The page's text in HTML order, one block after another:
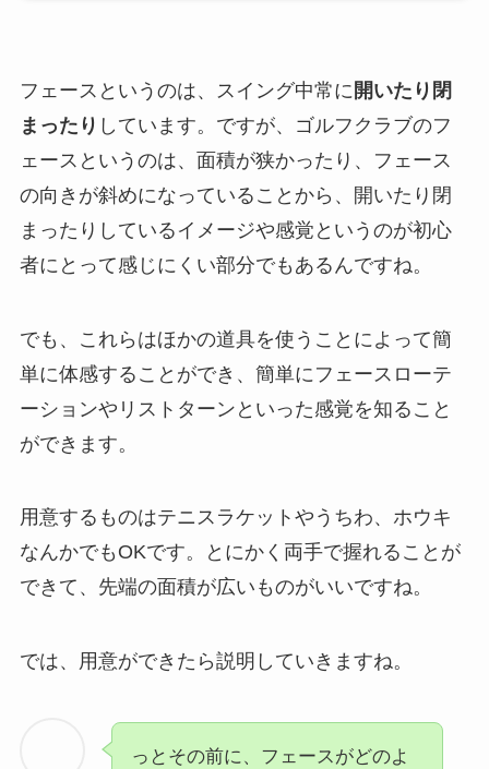
フェースというのは、スイング中常に 開いたり閉
まったり しています。ですが、ゴルフクラブのフ
ェースというのは、面積が狭かったり、フェース
の向きが斜めになっていることから、開いたり閉
まったりしているイメージや感覚というのが初心
者にとって感じにくい部分でもあるんですね。
でも、これらはほかの道具を使うことによって簡
単に体感することができ、簡単にフェースローテ
ーションやリストターンといった感覚を知ること
ができます。
用意するものはテニスラケットやうちわ、ホウキ
なんかでもOKです。とにかく両手で握れることが
できて、先端の面積が広いものがいいですね。
では、用意ができたら説明していきますね。
っとその前に、フェースがどのよ